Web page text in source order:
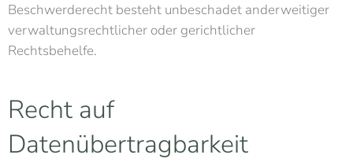
Beschwerderecht besteht unbeschadet anderweitiger
verwaltungsrechtlicher oder gerichtlicher
Rechtsbehelfe.
Recht auf
Datenübertragbarkeit